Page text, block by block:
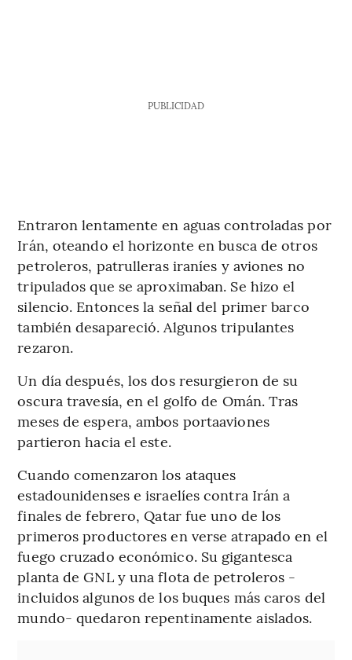
PUBLICIDAD
Entraron lentamente en aguas controladas por
Irán, oteando el horizonte en busca de otros
petroleros, patrulleras iraníes y aviones no
tripulados que se aproximaban. Se hizo el
silencio. Entonces la señal del primer barco
también desapareció. Algunos tripulantes
rezaron.
Un día después, los dos resurgieron de su
oscura travesía, en el golfo de Omán. Tras
meses de espera, ambos portaaviones
partieron hacia el este.
Cuando comenzaron los ataques
estadounidenses e israelíes contra Irán a
finales de febrero, Qatar fue uno de los
primeros productores en verse atrapado en el
fuego cruzado económico. Su gigantesca
planta de GNL y una flota de petroleros -
incluidos algunos de los buques más caros del
mundo- quedaron repentinamente aislados.